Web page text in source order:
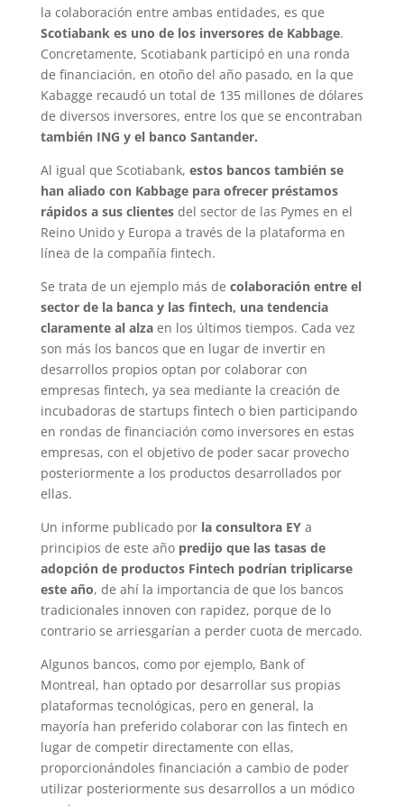
la colaboración entre ambas entidades, es que
Scotiabank es uno de los inversores de Kabbage.
Concretamente, Scotiabank participó en una ronda
de financiación, en otoño del año pasado, en la que
Kabagge recaudó un total de 135 millones de dólares
de diversos inversores, entre los que se encontraban
también ING y el banco Santander.
Al igual que Scotiabank, estos bancos también se
han aliado con Kabbage para ofrecer préstamos
rápidos a sus clientesdel sector de las Pymes en el
Reino Unido y Europa a través de la plataforma en
línea de la compañía fintech.
Se trata de un ejemplo más de colaboración entre el
sector de la banca y las fintech, una tendencia
claramente al alzaen los últimos tiempos. Cada vez
son más los bancos que en lugar de invertir en
desarrollos propios optan por colaborar con
empresas fintech, ya sea mediante la creación de
incubadoras de startups fintech o bien participando
en rondas de financiación como inversores en estas
empresas, con el objetivo de poder sacar provecho
posteriormente a los productos desarrollados por
ellas.
Un informe publicado por la consultora EYa
principios de este año predijo que las tasas de
adopción de productos Fintech podrían triplicarse
este año, de ahí la importancia de que los bancos
tradicionales innoven con rapidez, porque de lo
contrario se arriesgarían a perder cuota de mercado.
Algunos bancos, como por ejemplo, Bank of
Montreal, han optado por desarrollar sus propias
plataformas tecnológicas, pero en general, la
mayoría han preferido colaborar con las fintech en
lugar de competir directamente con ellas,
proporcionándoles financiación a cambio de poder
utilizar posteriormente sus desarrollos a un módico